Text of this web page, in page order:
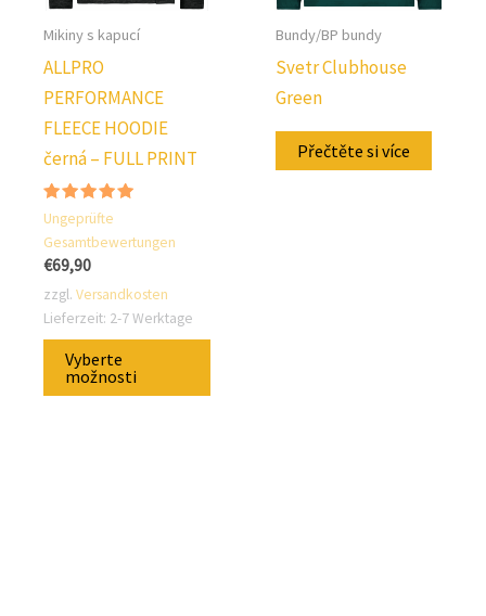
Mikiny s kapucí
ALLPRO
PERFORMANCE
FLEECE HOODIE
černá – FULL PRINT
Hodnocení:
5.00
z 5
Ungeprüfte
Gesamtbewertungen
€69,90
zzgl.Versandkosten
Lieferzeit: 2-7 Werktage
Vyberte
možnosti
Tento
Bundy/BP bundy
Svetr Clubhouse
Green
Přečtěte si více